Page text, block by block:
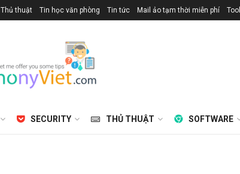
Thủ thuật Tin học văn phòng Tin tức Mail ảo tạm thời miễn phí
SECURITY THỦ THUẬT SOFTWARE